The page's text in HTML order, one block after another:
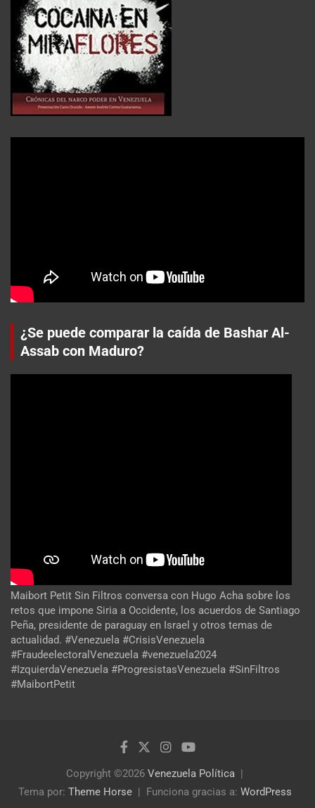
¿Se puede comparar la caída de Bashar Al-
Assab con Maduro?
Maibort Petit Sin Filtros conversa con Hugo Acha sobre los
retos que impone Siria a Occidente, los acuerdos de Santiago
Peña, presidente de paraguay en Israel y otros temas de
actualidad. #Venezuela #CrisisVenezuela
#FraudeelectoralVenezuela #venezuela2024
#IzquierdaVenezuela #ProgresistasVenezuela #SinFiltros
#MaibortPetit
Copyright ©2026 Venezuela Política
Tema por: Theme Horse Funciona gracias a: WordPress